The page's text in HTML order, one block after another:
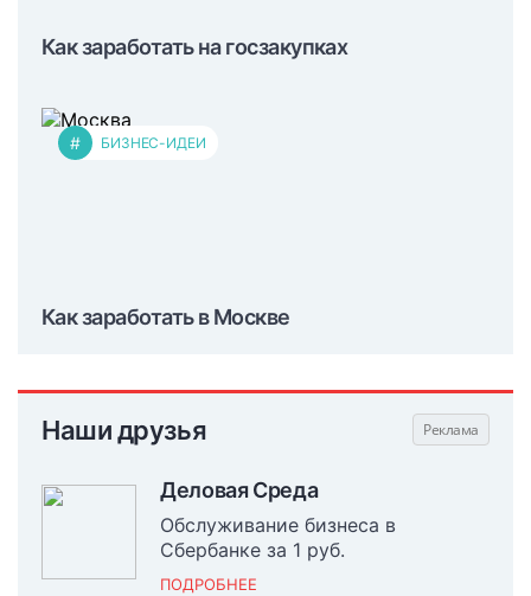
Как заработать на госзакупках
# БИЗНЕС-ИДЕИ
Как заработать в Москве
Наши друзья
Деловая Среда
Обслуживание бизнеса в
Сбербанке за 1 руб.
ПОДРОБНЕЕ